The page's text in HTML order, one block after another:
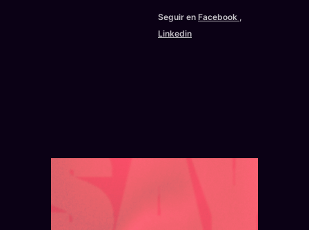
Seguir en Facebook ,
Linkedin